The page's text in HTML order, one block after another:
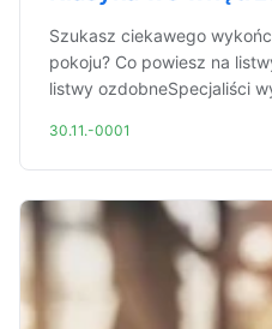
Szukasz ciekawego
pokoju? Co powiesz na
listwy ozdobneSpecjaliści
30.11.-0001